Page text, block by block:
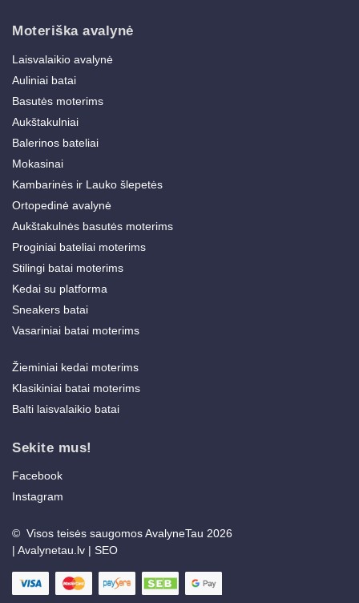
Moteriška avalynė
Laisvalaikio avalynė
Auliniai batai
Basutės moterims
Aukštakulniai
Balerinos bateliai
Mokasinai
Kambarinės ir Lauko šlepetės
Ortopedinė avalynė
Aukštakulnės basutės moterims
Proginiai bateliai moterims
Stilingi batai moterims
Kedai su platforma
Sneakers batai
Vasariniai batai moterims
Žieminiai kedai moterims
Klasikiniai batai moterims
Balti laisvalaikio batai
Sekite mus!
Facebook
Instagram
© Visos teisės saugomos AvalyneTau 2026
| Avalynetau.lv | SEO